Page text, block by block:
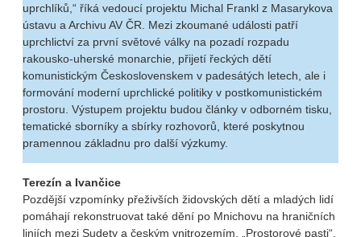
uprchlíků,“ říká vedoucí projektu Michal Frankl z Masarykova
ústavu a Archivu AV ČR. Mezi zkoumané události patří
uprchlictví za první světové války na pozadí rozpadu
rakousko-uherské monarchie, přijetí řeckých dětí
komunistickým Československem v padesátých letech, ale i
formování moderní uprchlické politiky v postkomunistickém
prostoru. Výstupem projektu budou články v odborném tisku,
tematické sborníky a sbírky rozhovorů, které poskytnou
pramennou základnu pro další výzkumy.
Terezín a Ivančice
Pozdější vzpomínky přeživších židovských dětí a mladých lidí
pomáhají rekonstruovat také dění po Mnichovu na hraničních
liniích mezi Sudety a českým vnitrozemím. „Prostorové pasti“,